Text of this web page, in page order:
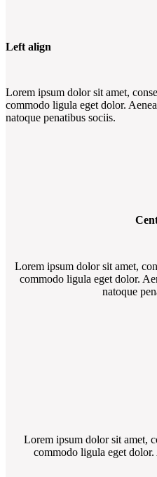
Left align
Lorem ipsum dolor sit amet,
commodo ligula eget dolor.
natoque penatibus sociis.
Lorem ipsum dolor sit amet,
commodo ligula eget dolor.
natoque
Lorem ipsum dolor sit amet,
commodo ligula eget dolor.